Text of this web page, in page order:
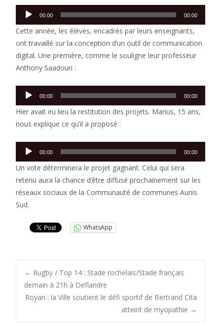
Lecteur
audio
00:00 00:00
Cette année, les élèves, encadrés par leurs enseignants,
ont travaillé sur la conception d’un outil de communication
digital. Une première, comme le souligne leur professeur
Anthony Saadoun :
Lecteur
audio
00:00 00:00
Hier avait eu lieu la restitution des projets. Marius, 15 ans,
nous explique ce qu’il a proposé :
Lecteur
audio
00:00 00:00
Un vote déterminera le projet gagnant. Celui qui sera
retenu aura la chance d’être diffusé prochainement sur les
réseaux sociaux de la Communauté de communes Aunis
Sud.
WhatsApp
Post
navigation
← Rugby / Top 14 : Stade rochelais/Stade français
demain à 21h à Deflandre
Royan : la Ville soutient le défi sportif de Bertrand Cita
atteint de myopathie →